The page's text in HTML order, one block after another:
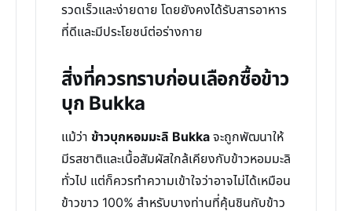
รวดเร็วและง่ายดาย โดยยังคงได้รับสารอาหาร
ที่ดีและมีประโยชน์ต่อร่างกาย
สิ่งที่ควรทราบก่อนเลือกซื้อข้าว
บุก Bukka
แม้ว่า ข้าวบุกหอมมะลิ Bukkaจะถูกพัฒนาให้
มีรสชาติและเนื้อสัมผัสใกล้เคียงกับข้าวหอมมะลิ
ทั่วไป แต่ก็ควรทำความเข้าใจว่าอาจไม่ได้เหมือน
ข้าวขาว 100% สำหรับบางท่านที่คุ้นชินกับข้าว